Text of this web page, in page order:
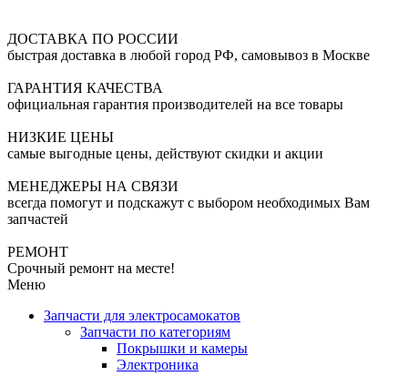
ДОСТАВКА ПО РОССИИ
быстрая доставка в любой город РФ, самовывоз в Москве
ГАРАНТИЯ КАЧЕСТВА
официальная гарантия производителей на все товары
НИЗКИЕ ЦЕНЫ
самые выгодные цены, действуют скидки и акции
МЕНЕДЖЕРЫ НА СВЯЗИ
всегда помогут и подскажут с выбором необходимых Вам
запчастей
РЕМОНТ
Срочный ремонт на месте!
Меню
Запчасти для электросамокатов
Запчасти по категориям
Покрышки и камеры
Электроника